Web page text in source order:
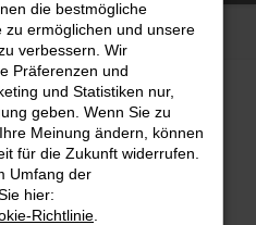
Fahrzeug-Showroom
ERROR
die bestmögliche
zu ermöglichen und unsere
verbessern. Wir
Präferenzen und
und Statistiken nur,
geben. Wenn Sie zu
Meinung ändern, können
für die Zukunft widerrufen.
Umfang der
hier:
Richtlinie